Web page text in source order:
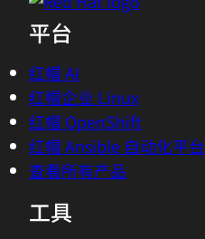
平台
红帽 AI
红帽企业 Linux
红帽 OpenShift
红帽 Ansible 自动化平台
查看所有产品
工具